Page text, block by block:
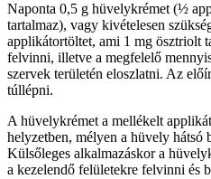
Naponta 0,5 g hüvelykrémet (½
tartalmaz), vagy kivételesen
applikátortöltet, ami 1 mg ösztriolt
felvinni, illetve a megfelelő
szervek területén eloszlatni. Az
túllépni.
A hüvelykrémet a mellékelt
helyzetben, mélyen a hüvely
Külsőleges alkalmazáskor a
a kezelendő felületekre felvinni és